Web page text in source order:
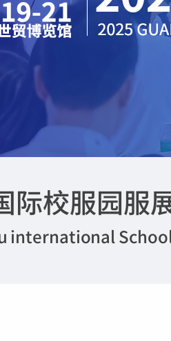
际校服园服
international